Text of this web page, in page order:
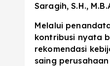
Saragih, S.H.,
Melalui
kontribusi nyata
rekomendasi
saing